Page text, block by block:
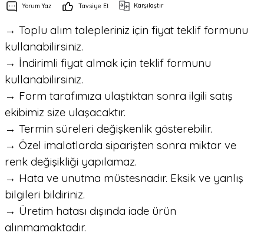
Yorum Yaz Tavsiye Et Karşılaştır
→ Toplu alım talepleriniz için fiyat teklif formunu
kullanabilirsiniz.
→ İndirimli fiyat almak için teklif formunu
kullanabilirsiniz.
→ Form tarafımıza ulaştıktan sonra ilgili satış
ekibimiz size ulaşacaktır.
→ Termin süreleri değişkenlik gösterebilir.
→ Özel imalatlarda siparişten sonra miktar ve
renk değişikliği yapılamaz.
→ Hata ve unutma müstesnadır. Eksik ve yanlış
bilgileri bildiriniz.
→ Üretim hatası dışında iade ürün
alınmamaktadır.